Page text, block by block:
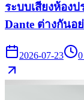
ระบบเสียงห้อง
Dante ต่างกันอ
2026-07-23 0